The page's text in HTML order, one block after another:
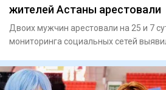
жителей Астаны арестовали
Двоих мужчин арестовали на 25 и 7
мониторинга социальных сетей